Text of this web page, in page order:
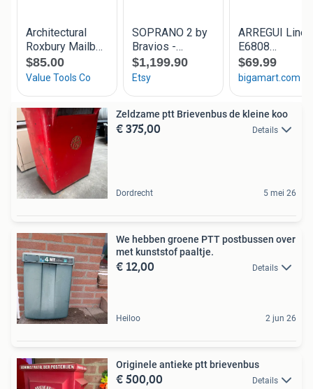
Zeldzame ptt Brievenbus de kleine koo
€ 375,00 Details
Dordrecht 5 mei 26
We hebben groene PTT postbussen over
met kunststof paaltje.
€ 12,00 Details
Heiloo 2 jun 26
Originele antieke ptt brievenbus
€ 500,00 Details